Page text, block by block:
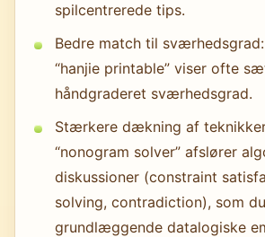
spilcentrerede tips.
Bedre match til
“hanjie printable” viser ofte
håndgraderet sværhedsgrad.
Stærkere dækning af
“nonogram solver” afslører
diskussioner (constraint
solving, contradiction), som
grundlæggende datalogiske